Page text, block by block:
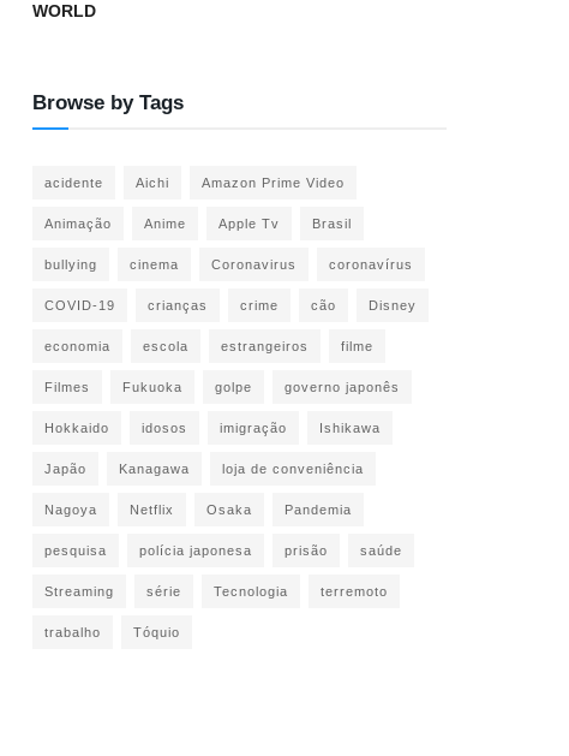
WORLD
Browse by Tags
acidente Aichi Amazon Prime Video
Animação Anime Apple Tv Brasil
bullying cinema Coronavirus coronavírus
COVID-19 crianças crime cão Disney
economia escola estrangeiros filme
Filmes Fukuoka golpe governo japonês
Hokkaido idosos imigração Ishikawa
Japão Kanagawa loja de conveniência
Nagoya Netflix Osaka Pandemia
pesquisa polícia japonesa prisão saúde
Streaming série Tecnologia terremoto
trabalho Tóquio